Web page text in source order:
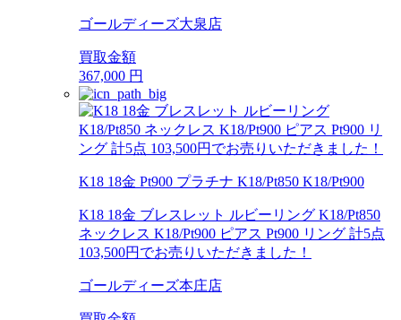
ゴールディーズ大泉店
買取金額
367,000 円
K18 18金 Pt900 プラチナ K18/Pt850 K18/Pt900
K18 18金 ブレスレット ルビーリング K18/Pt850
ネックレス K18/Pt900 ピアス Pt900 リング 計5点
103,500円でお売りいただきました！
ゴールディーズ本庄店